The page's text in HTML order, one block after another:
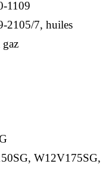
1109
2105/7, huiles
W12V175SG,